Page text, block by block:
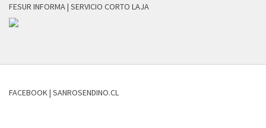
FESUR INFORMA | SERVICIO CORTO LAJA
FACEBOOK | SANROSENDINO.CL